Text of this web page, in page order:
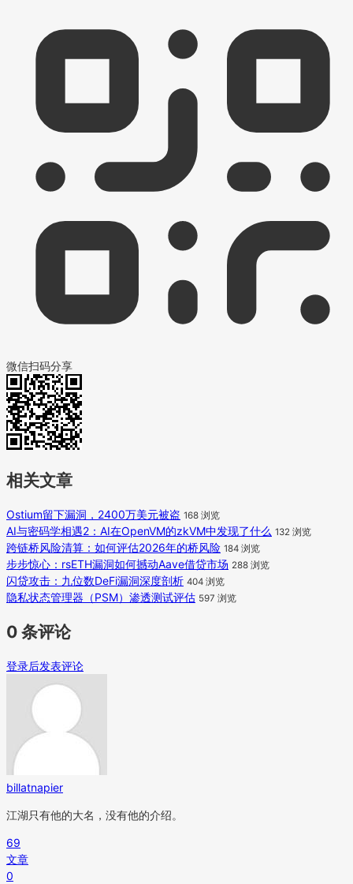
微信扫码分享
相关文章
Ostium留下漏洞，2400万美元被盗 168 浏览
AI与密码学相遇2：AI在OpenVM的zkVM中发现了什么 132 浏览
跨链桥风险清算：如何评估2026年的桥风险 184 浏览
步步惊心：rsETH漏洞如何撼动Aave借贷市场 288 浏览
闪贷攻击：九位数DeFi漏洞深度剖析 404 浏览
隐私状态管理器（PSM）渗透测试评估 597 浏览
0 条评论
登录后发表评论
billatnapier
江湖只有他的大名，没有他的介绍。
69
文章
0